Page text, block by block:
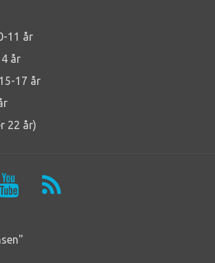
11 år
år
17 år
22 år)